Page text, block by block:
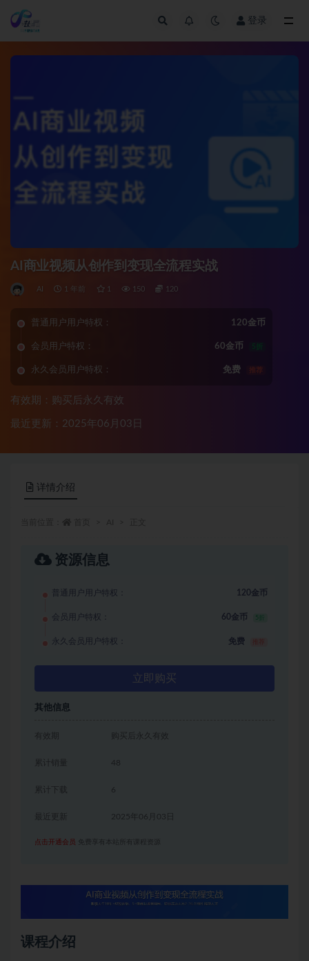
登录
AI商业视频从创作到变现全流程实战
AI 1 年前 1 150 120
普通用户用户特权： 120金币
会员用户特权： 60金币 5折
永久会员用户特权： 免费 推荐
有效期：购买后永久有效
最近更新：2025年06月03日
详情介绍
资源信息
普通用户用户特权： 120金币
会员用户特权： 60金币 5折
永久会员用户特权： 免费
立即购买
其他信息
有效期 购买后永久有效
累计销量 48
累计下载 6
2025年06月03日
点击开通会员 免费享有本站所有课程资源
课程介绍